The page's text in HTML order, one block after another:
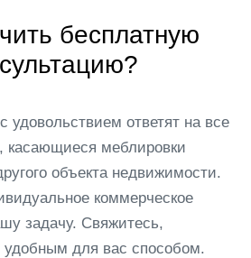
бесплатную
ответят на все
касающиеся меблировки
объекта недвижимости.
коммерческое
задачу. Свяжитесь,
для вас способом.